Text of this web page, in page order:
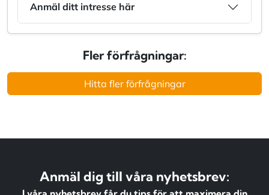
Anmäl ditt intresse här
Fler förfrågningar:
Hitta fler förfrågningar
Anmäl dig till våra nyhetsbrev: